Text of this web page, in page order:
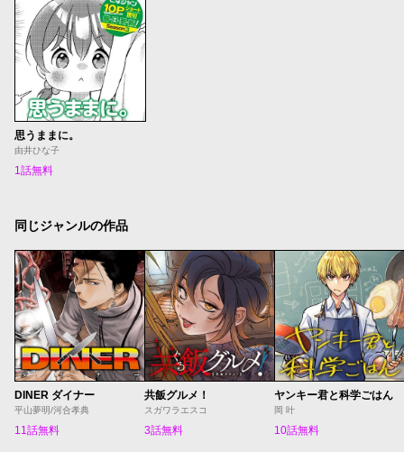
思うままに。
由井ひな子
1話無料
同じジャンルの作品
DINER ダイナー
平山夢明/河合孝典
11話無料
共飯グルメ！
スガワラエスコ
3話無料
ヤンキー君と科学ごはん
岡 叶
10話無料